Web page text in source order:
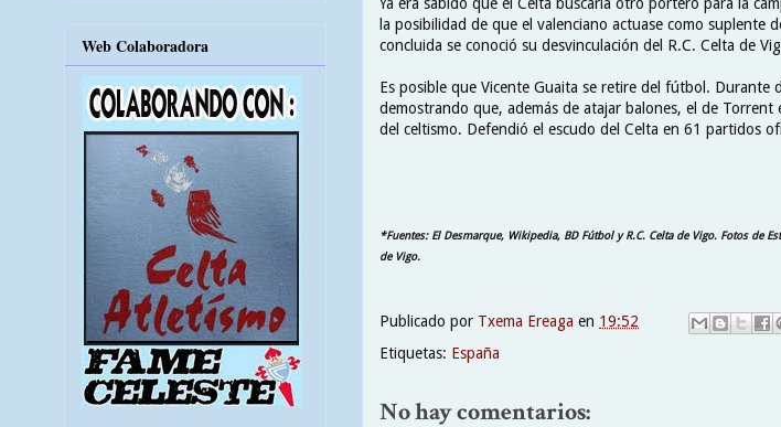
la posibilidad de que el valenciano actuase como suplente
concluida se conoció su desvinculación del R.C. Celta de
Es posible que Vicente Guaita se retire del fútbol. Durante
demostrando que, además de atajar balones, el de
del celtismo. Defendió el escudo del Celta en 61 partidos
*Fuentes: El Desmarque, Wikipedia, BD Fútbol y R.C. Celta de Vigo. Fotos de
de Vigo.
Publicado por Txema Ereaga en 19:52
Etiquetas: España
No hay comentarios:
Web Colaboradora